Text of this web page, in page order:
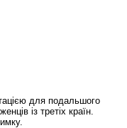
для подальшого
із третіх країн.